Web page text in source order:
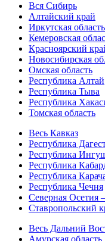
Вся Сибирь
Алтайский край
Иркутская область
Кемеровская
Красноярский
Новосибирская
Омская область
Республика Алтай
Республика Тыва
Республика
Томская область
Весь Кавказ
Республика
Республика
Республика
Республика
Республика Чечня
Северная Осетия
Ставропольский
Весь Дальний
Амурская область